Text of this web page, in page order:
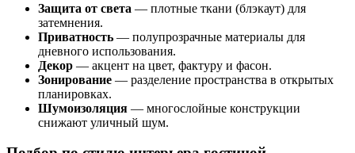
Защита от света — плотные ткани (блэкаут) для
затемнения.
Приватность — полупрозрачные материалы для
дневного использования.
Декор — акцент на цвет, фактуру и фасон.
Зонирование — разделение пространства в открытых
планировках.
Шумоизоляция — многослойные конструкции
снижают уличный шум.